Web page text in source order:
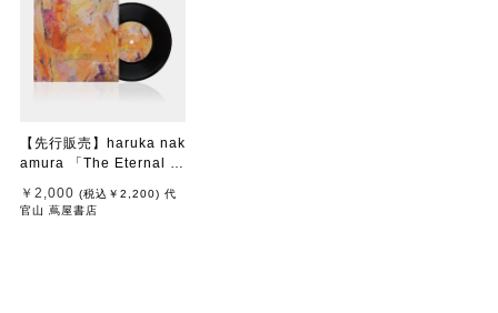
【先行販売】haruka nak
amura 「The Eternal Vi
￥2,000 (税込 ￥2,200) 代
官山 蔦屋書店